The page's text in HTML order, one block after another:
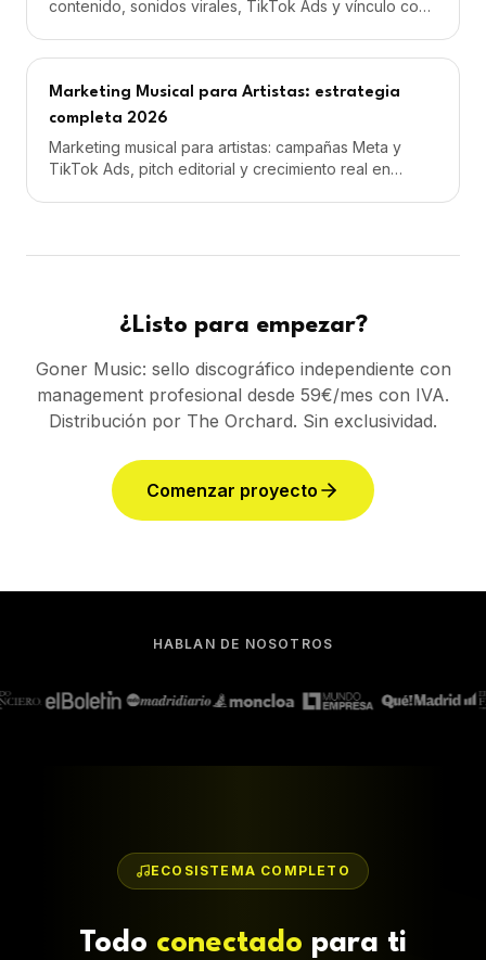
contenido, sonidos virales, TikTok Ads y vínculo con
Marketing Musical para Artistas: estrategia
completa 2026
Marketing musical para artistas: campañas Meta y
TikTok Ads, pitch editorial y crecimiento real en
¿Listo para empezar?
Goner Music: sello discográfico independiente con
management profesional desde 59€/mes con IVA.
Distribución por The Orchard. Sin exclusividad.
Comenzar proyecto
HABLAN DE NOSOTROS
ECOSISTEMA COMPLETO
Todo conectado para ti